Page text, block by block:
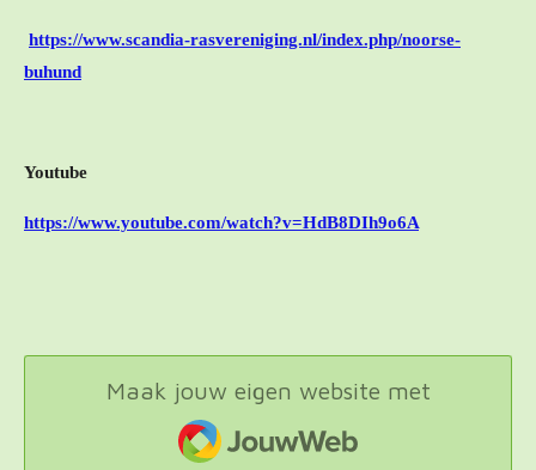
https://www.scandia-rasvereniging.nl/index.php/noorse-
buhund
Youtube
https://www.youtube.com/watch?v=HdB8DIh9o6A
Maak jouw eigen website met
JouwWeb